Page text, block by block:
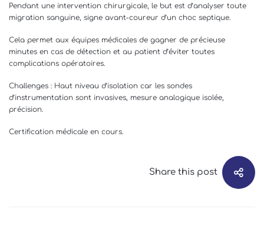
Pendant une intervention chirurgicale, le but est d’analyser toute
migration sanguine, signe avant-coureur d’un choc septique.
Cela permet aux équipes médicales de gagner de précieuse
minutes en cas de détection et au patient d’éviter toutes
complications opératoires.
Challenges : Haut niveau d’isolation car les sondes
d’instrumentation sont invasives, mesure analogique isolée,
précision.
Certification médicale en cours.
Share this post